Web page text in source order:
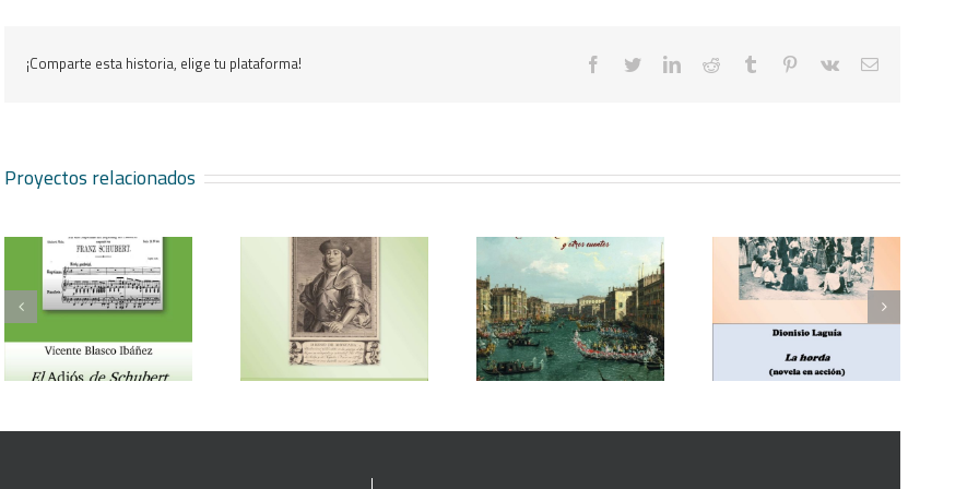
¡Comparte esta historia, elige tu plataforma! facebooktwitterlinkedinreddit tumblr pinterest
vk
Correo
Proyectos relacionados
Vicente Blasco Ibáñez,
Hugo de Moncada
Aventura veneciana y
otros cuentos
Dionisio Laguía, La
horda (novela en
acción)
Enrique Blanco Rojas,
Arroz y tartana
(comedia en tres
actos)